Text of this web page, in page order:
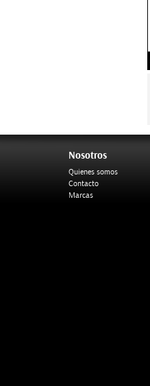
Nosotros
Quienes somos
Contacto
Marcas